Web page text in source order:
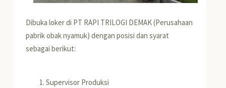
Dibuka loker di PT RAPI TRILOGI DEMAK (Perusahaan
pabrik obak nyamuk) dengan posisi dan syarat
sebagai berikut:
Supervisor Produksi